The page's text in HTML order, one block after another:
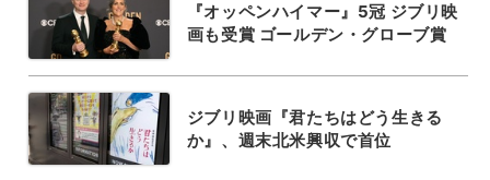
『オッペンハイマー』5冠 ジブリ映
画も受賞 ゴールデン・グローブ賞
ジブリ映画『君たちはどう生きる
か』、週末北米興収で首位